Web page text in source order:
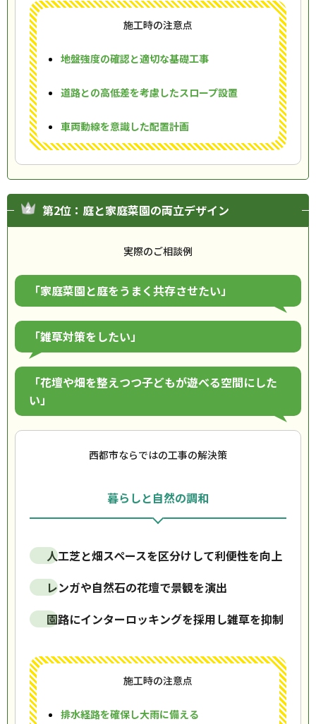
施工時の注意点
地盤強度の確認と適切な基礎工事
道路との高低差を考慮したスロープ設置
車両動線を意識した配置計画
第2位：庭と家庭菜園の両立デザイン
実際のご相談例
「家庭菜園と庭をうまく共存させたい」
「雑草対策をしたい」
「花壇や畑を整えつつ子どもが遊べる空間にした
い」
西都市ならではの工事の解決策
暮らしと自然の調和
人工芝と畑スペースを区分けして利便性を向上
レンガや自然石の花壇で景観を演出
園路にインターロッキングを採用し雑草を抑制
施工時の注意点
排水経路を確保し大雨に備える